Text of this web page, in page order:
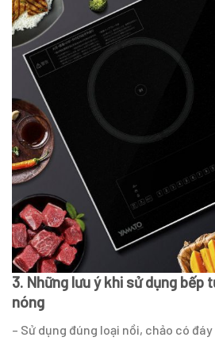
3. Những lưu ý khi sử dụng bếp
nóng
– Sử dụng đúng loại nồi, chảo có